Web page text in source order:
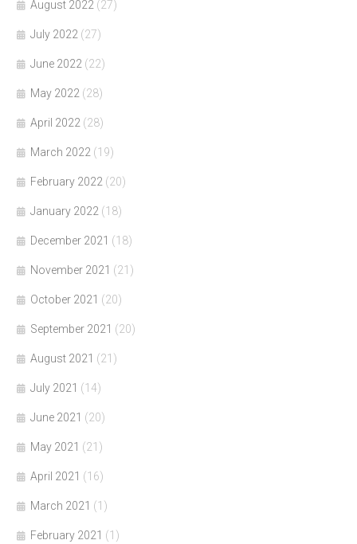
August 2022 (27)
July 2022 (27)
June 2022 (22)
May 2022 (28)
April 2022 (28)
March 2022 (19)
February 2022 (20)
January 2022 (18)
December 2021 (18)
November 2021 (21)
October 2021 (20)
September 2021 (20)
August 2021 (21)
July 2021 (14)
June 2021 (20)
May 2021 (21)
April 2021 (16)
March 2021 (1)
February 2021 (1)